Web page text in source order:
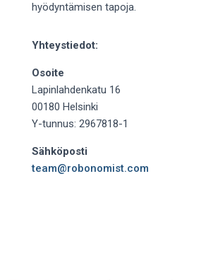
hyödyntämisen tapoja.
Yhteystiedot:
Osoite
Lapinlahdenkatu 16
00180 Helsinki
Y-tunnus: 2967818-1
Sähköposti
team@robonomist.com